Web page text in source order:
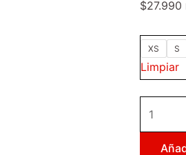
$27.990
XS S
Limpiar